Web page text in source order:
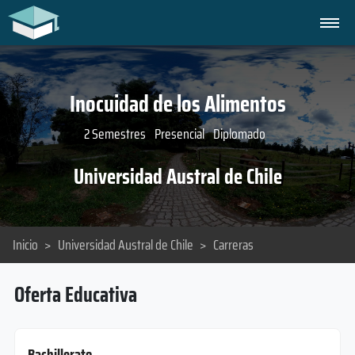
Inocuidad de los Alimentos
2 Semestres Presencial Diplomado
Universidad Austral de Chile
Inicio > Universidad Austral de Chile > Carreras
Oferta Educativa